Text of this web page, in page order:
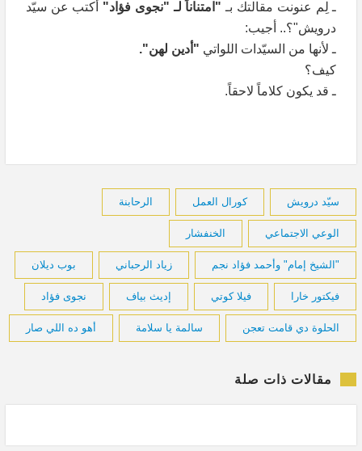
ـ لِم عنونت مقالتك بـ "امتناناً لـ "نجوى فؤاد" أكتب عن سيّد
درويش"؟.. أجيب:
ـ لأنها من السيّدات اللواتي "أدين لهن".
كيف؟
ـ قد يكون كلاماً لاحقاً.
سيّد درويش كورال العمل الرحابنة
الوعي الاجتماعي الخنفشار
"الشيخ إمام" وأحمد فؤاد نجم زياد الرحباني بوب ديلان
فيكتور خارا فيلا كوتي إديث بياف نجوى فؤاد
الحلوة دي قامت تعجن سالمة يا سلامة أهو ده اللي صار
مقالات ذات صلة